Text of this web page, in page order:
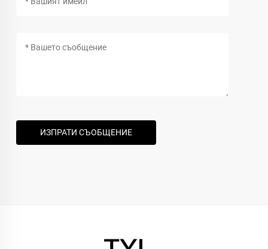
ИЗПРАТИ СЪОБЩЕНИЕ